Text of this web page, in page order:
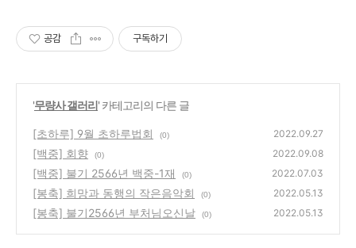
공감 구독하기
'무량사 갤러리' 카테고리의 다른 글
[초하루] 9월 초하루법회 (0) 2022.09.27
[백중] 회향 (0) 2022.09.08
[백중] 불기 2566년 백중-1재 (0) 2022.07.03
[봉축] 희망과 동행의 작은음악회 (0) 2022.05.13
[봉축] 불기2566년 부처님오신날 (0) 2022.05.13